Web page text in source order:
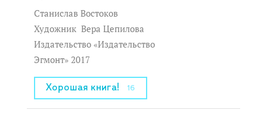
Станислав Востоков
Художник Вера Цепилова
Издательство «Издательство
Эгмонт» 2017
Хорошая книга! 16